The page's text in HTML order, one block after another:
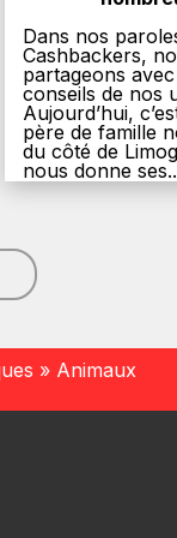
Dans nos
Cashbackers,
partageons
conseils de nos
Aujourd’hui,
père de famille
du côté de
nous donne
» Animaux